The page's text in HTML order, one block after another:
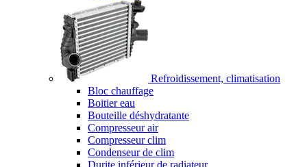
Refroidissement, climatisation
Bloc chauffage
Boitier eau
Bouteille déshydratante
Compresseur air
Compresseur clim
Condenseur de clim
Durite inférieur de radiateur